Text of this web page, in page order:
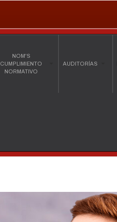
NOM'S
CUMPLIMIENTO
NORMATIVO
AUDITORÍAS